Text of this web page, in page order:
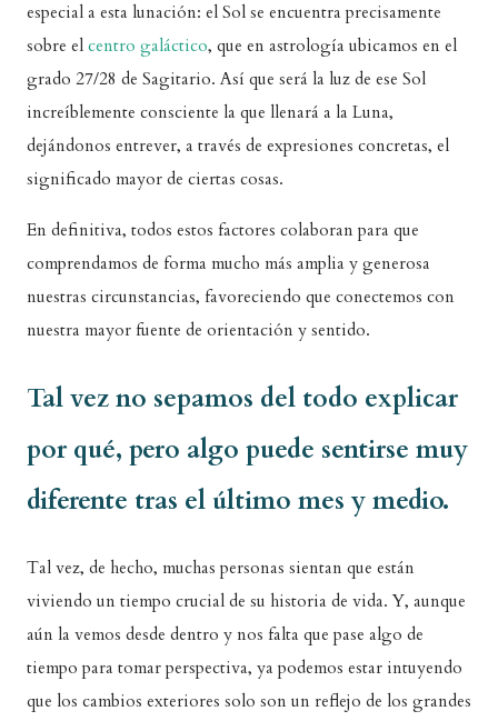
especial a esta lunación: el Sol se encuentra precisamente
sobre elcentro galáctico, que en astrología ubicamos en el
grado 27/28 de Sagitario. Así que será la luz de ese Sol
increíblemente consciente la que llenará a la Luna,
dejándonos entrever, a través de expresiones concretas, el
significado mayor de ciertas cosas.
En definitiva, todos estos factores colaboran para que
comprendamos de forma mucho más amplia y generosa
nuestras circunstancias, favoreciendo que conectemos con
nuestra mayor fuente de orientación y sentido.
Tal vez no sepamos del todo explicar
por qué, pero algo puede sentirse muy
diferente tras el último mes y medio.
Tal vez, de hecho, muchas personas sientan que están
viviendo un tiempo crucial de su historia de vida. Y, aunque
aún la vemos desde dentro y nos falta que pase algo de
tiempo para tomar perspectiva, ya podemos estar intuyendo
que los cambios exteriores solo son un reflejo de los grandes